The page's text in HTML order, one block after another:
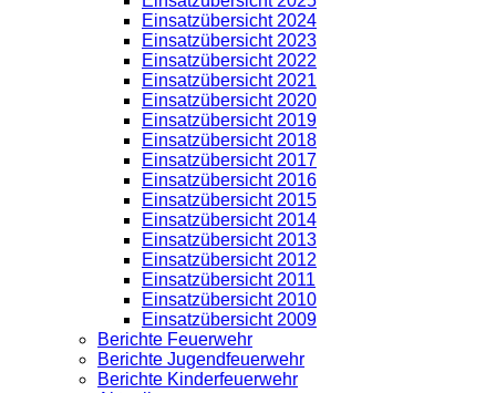
Einsatzübersicht 2024
Einsatzübersicht 2023
Einsatzübersicht 2022
Einsatzübersicht 2021
Einsatzübersicht 2020
Einsatzübersicht 2019
Einsatzübersicht 2018
Einsatzübersicht 2017
Einsatzübersicht 2016
Einsatzübersicht 2015
Einsatzübersicht 2014
Einsatzübersicht 2013
Einsatzübersicht 2012
Einsatzübersicht 2011
Einsatzübersicht 2010
Einsatzübersicht 2009
Berichte Feuerwehr
Berichte Jugendfeuerwehr
Berichte Kinderfeuerwehr